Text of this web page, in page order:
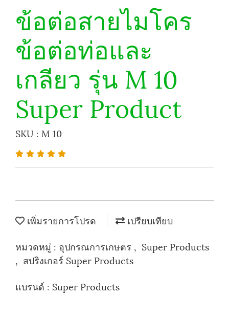
ข้อต่อสายไมโคร
ข้อต่อท่อและ
เกลียว รุ่น M 10
Super Product
SKU : M 10
เพิ่มรายการโปรด
เปรียบเทียบ
หมวดหมู่ : อุปกรณการเกษตร , Super Products
, สปริงเกอร์ Super Products
แบรนด์ : Super Products